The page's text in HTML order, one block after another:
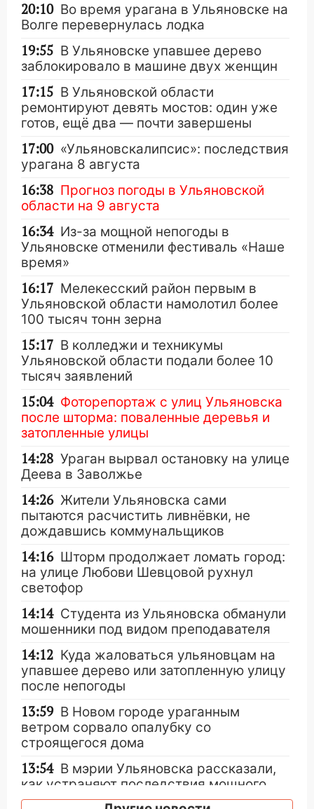
20:10 Во время урагана в Ульяновске на
Волге перевернулась лодка
19:55 В Ульяновске упавшее дерево
заблокировало в машине двух женщин
17:15 В Ульяновской области
ремонтируют девять мостов: один уже
готов, ещё два — почти завершены
17:00 «Ульяновскалипсис»: последствия
урагана 8 августа
16:38 Прогноз погоды в Ульяновской
области на 9 августа
16:34 Из-за мощной непогоды в
Ульяновске отменили фестиваль «Наше
время»
16:17 Мелекесский район первым в
Ульяновской области намолотил более
100 тысяч тонн зерна
15:17 В колледжи и техникумы
Ульяновской области подали более 10
тысяч заявлений
15:04 Фоторепортаж с улиц Ульяновска
после шторма: поваленные деревья и
затопленные улицы
14:28 Ураган вырвал остановку на улице
Деева в Заволжье
14:26 Жители Ульяновска сами
пытаются расчистить ливнёвки, не
дождавшись коммунальщиков
14:16 Шторм продолжает ломать город:
на улице Любови Шевцовой рухнул
светофор
14:14 Студента из Ульяновска обманули
мошенники под видом преподавателя
14:12 Куда жаловаться ульяновцам на
упавшее дерево или затопленную улицу
после непогоды
13:59 В Новом городе ураганным
ветром сорвало опалубку со
строящегося дома
13:54 В мэрии Ульяновска рассказали,
как устраняют последствия мощного
шторма